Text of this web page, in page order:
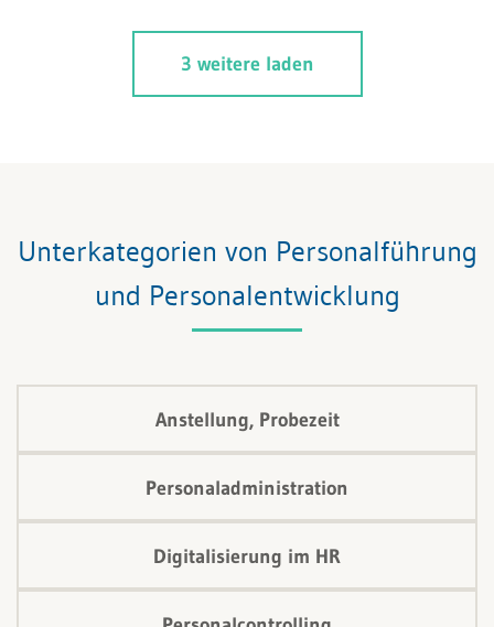
Wissensvermittlung, sondern auch eine
personalisierte Lernerfahrung, die den Bedürfnissen
jedes Lernenden gerecht wird. KI ermöglicht es, Lehr-
3 weitere laden
Unterkategorien von Personalführung
und Personalentwicklung
Anstellung, Probezeit
Personaladministration
Digitalisierung im HR